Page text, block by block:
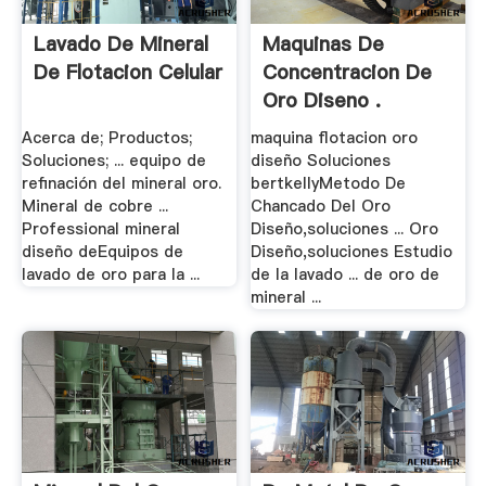
Lavado De Mineral
De Flotacion Celular
Acerca de; Productos;
Soluciones; ... equipo de
refinación del mineral oro.
Mineral de cobre ...
Professional mineral
diseño deEquipos de
lavado de oro para la ...
Maquinas De
Concentracion De
Oro Diseno .
maquina flotacion oro
diseño Soluciones
bertkellyMetodo De
Chancado Del Oro
Diseño,soluciones ... Oro
Diseño,soluciones Estudio
de la lavado ... de oro de
mineral ...